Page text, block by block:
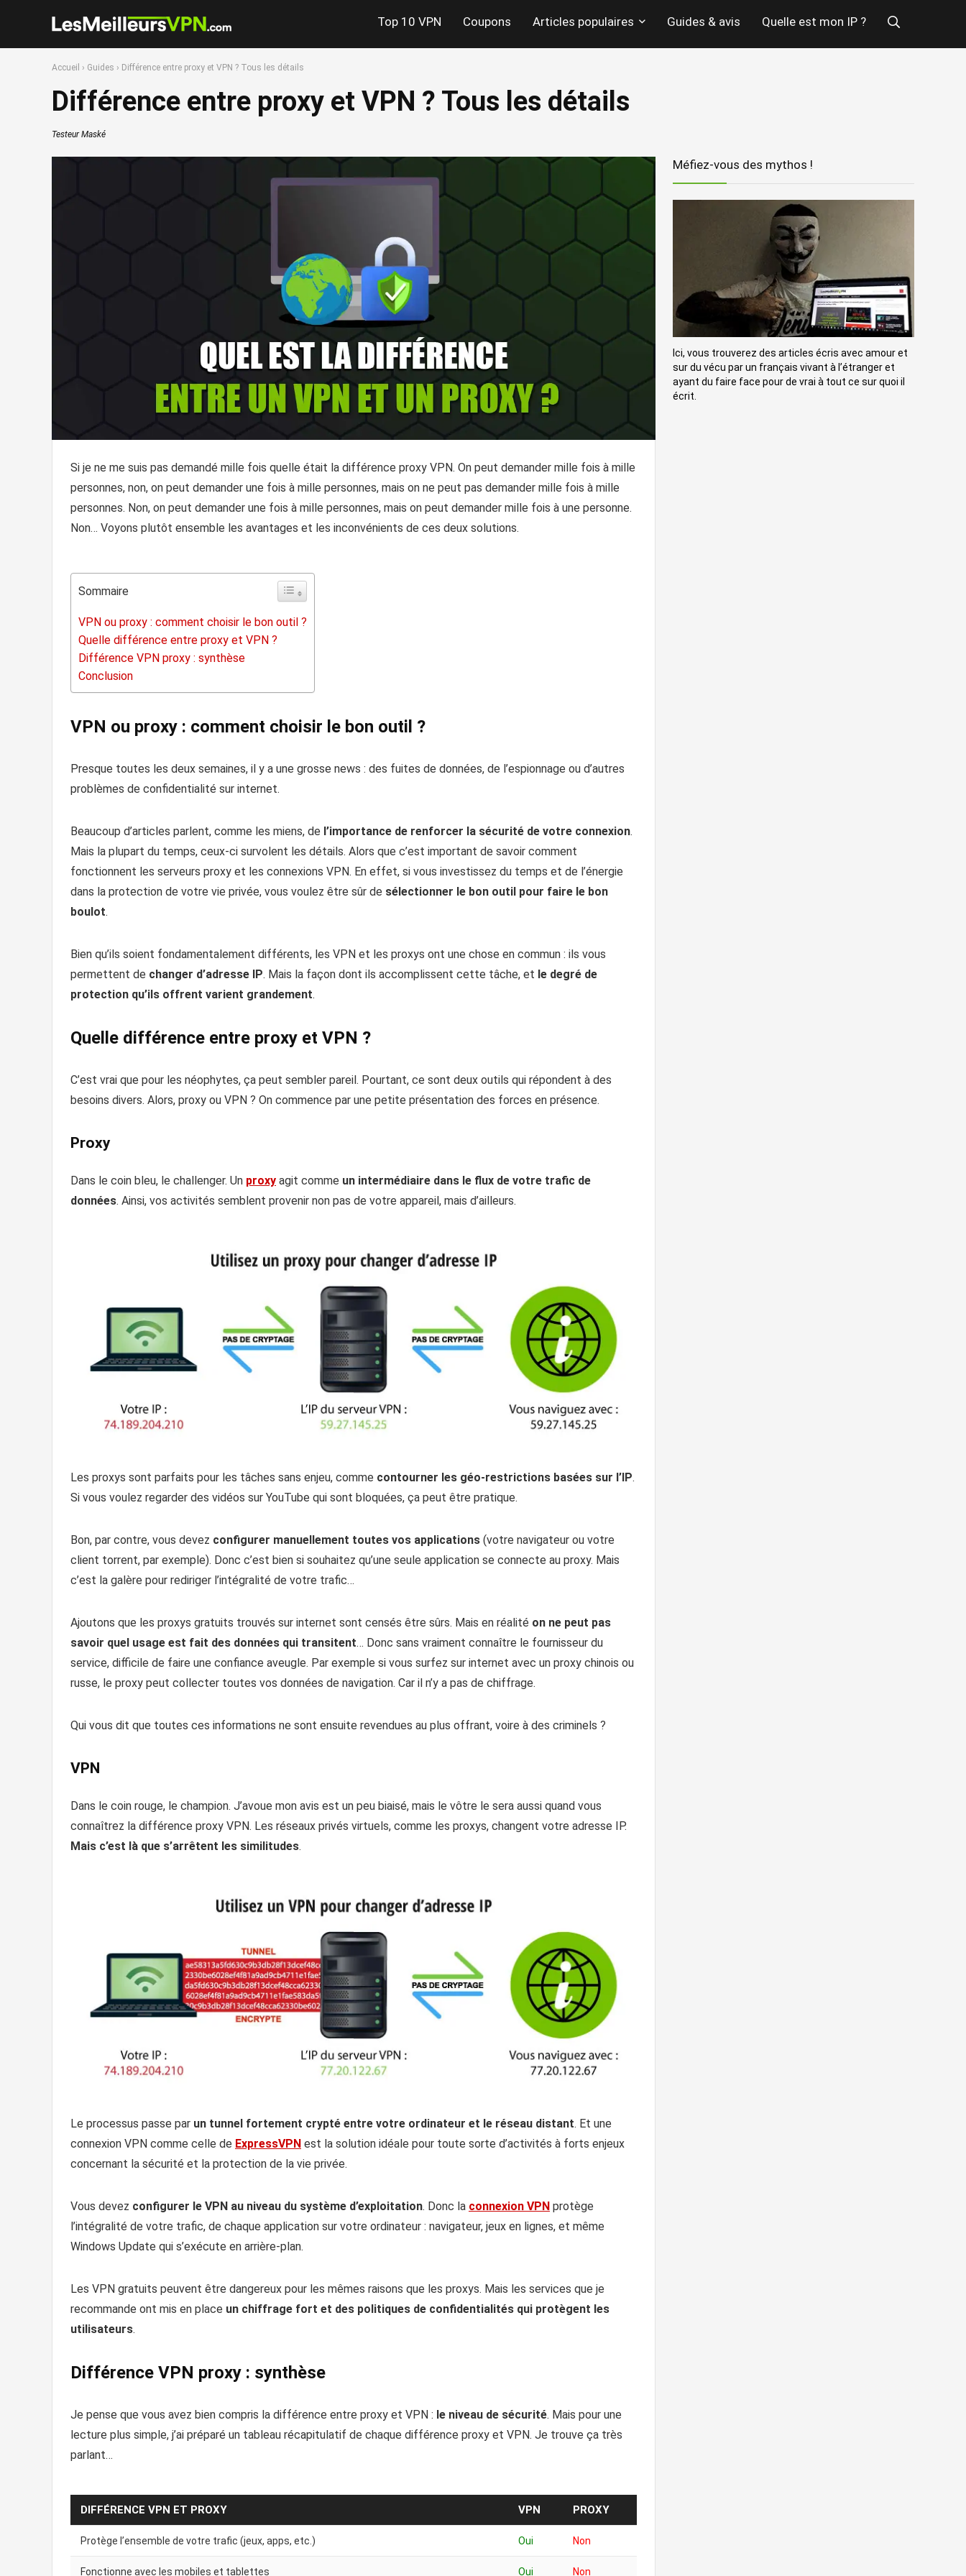
Top 10 VPN Coupons Articles populaires Guides & avis Quelle est mon IP ?
Accueil › Guides › Différence entre proxy et VPN ? Tous les détails
Différence entre proxy et VPN ? Tous les détails
Testeur Maské
Si je ne me suis pas demandé mille fois quelle était la différence proxy VPN. On peut demander mille fois à mille
personnes, non, on peut demander une fois à mille personnes, mais on ne peut pas demander mille fois à mille
personnes. Non, on peut demander une fois à mille personnes, mais on peut demander mille fois à une personne.
Non… Voyons plutôt ensemble les avantages et les inconvénients de ces deux solutions.
Sommaire
VPN ou proxy : comment choisir le bon outil ?
Quelle différence entre proxy et VPN ?
Différence VPN proxy : synthèse
Conclusion
VPN ou proxy : comment choisir le bon outil ?
Presque toutes les deux semaines, il y a une grosse news : des fuites de données, de l’espionnage ou d’autres
problèmes de confidentialité sur internet.
Beaucoup d’articles parlent, comme les miens, de l’importance de renforcer la sécurité de votre connexion.
Mais la plupart du temps, ceux-ci survolent les détails. Alors que c’est important de savoir comment
fonctionnent les serveurs proxy et les connexions VPN. En effet, si vous investissez du temps et de l’énergie
dans la protection de votre vie privée, vous voulez être sûr de sélectionner le bon outil pour faire le bon
boulot.
Bien qu’ils soient fondamentalement différents, les VPN et les proxys ont une chose en commun : ils vous
permettent de changer d’adresse IP. Mais la façon dont ils accomplissent cette tâche, et le degré de
protection qu’ils offrent varient grandement.
Quelle différence entre proxy et VPN ?
C’est vrai que pour les néophytes, ça peut sembler pareil. Pourtant, ce sont deux outils qui répondent à des
besoins divers. Alors, proxy ou VPN ? On commence par une petite présentation des forces en présence.
Proxy
Dans le coin bleu, le challenger. Un proxy agit comme un intermédiaire dans le flux de votre trafic de
données. Ainsi, vos activités semblent provenir non pas de votre appareil, mais d’ailleurs.
Les proxys sont parfaits pour les tâches sans enjeu, comme contourner les géo-restrictions basées sur l’IP.
Si vous voulez regarder des vidéos sur YouTube qui sont bloquées, ça peut être pratique.
Bon, par contre, vous devez configurer manuellement toutes vos applications (votre navigateur ou votre
client torrent, par exemple). Donc c’est bien si souhaitez qu’une seule application se connecte au proxy. Mais
c’est la galère pour rediriger l’intégralité de votre trafic…
Ajoutons que les proxys gratuits trouvés sur internet sont censés être sûrs. Mais en réalité on ne peut pas
savoir quel usage est fait des données qui transitent… Donc sans vraiment connaître le fournisseur du
service, difficile de faire une confiance aveugle. Par exemple si vous surfez sur internet avec un proxy chinois ou
russe, le proxy peut collecter toutes vos données de navigation. Car il n’y a pas de chiffrage.
Qui vous dit que toutes ces informations ne sont ensuite revendues au plus offrant, voire à des criminels ?
VPN
Dans le coin rouge, le champion. J’avoue mon avis est un peu biaisé, mais le vôtre le sera aussi quand vous
connaîtrez la différence proxy VPN. Les réseaux privés virtuels, comme les proxys, changent votre adresse IP.
Mais c’est là que s’arrêtent les similitudes.
Le processus passe par un tunnel fortement crypté entre votre ordinateur et le réseau distant. Et une
connexion VPN comme celle de ExpressVPN est la solution idéale pour toute sorte d’activités à forts enjeux
concernant la sécurité et la protection de la vie privée.
Vous devez configurer le VPN au niveau du système d’exploitation. Donc la connexion VPN protège
l’intégralité de votre trafic, de chaque application sur votre ordinateur : navigateur, jeux en lignes, et même
Windows Update qui s’exécute en arrière-plan.
Les VPN gratuits peuvent être dangereux pour les mêmes raisons que les proxys. Mais les services que je
recommande ont mis en place un chiffrage fort et des politiques de confidentialités qui protègent les
utilisateurs.
Différence VPN proxy : synthèse
Je pense que vous avez bien compris la différence entre proxy et VPN : le niveau de sécurité. Mais pour une
lecture plus simple, j’ai préparé un tableau récapitulatif de chaque différence proxy et VPN. Je trouve ça très
parlant…
DIFFÉRENCE VPN ET PROXY VPN PROXY
Protège l’ensemble de votre trafic (jeux, apps, etc.) Oui Non
Fonctionne avec les mobiles et tablettes Oui Non
Méfiez-vous des mythos !
Ici, vous trouverez des articles écris avec amour et
sur du vécu par un français vivant à l’étranger et
ayant du faire face pour de vrai à tout ce sur quoi il
écrit.